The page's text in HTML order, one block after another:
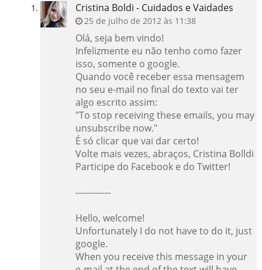
Cristina Boldi - Cuidados e Vaidades
25 de julho de 2012 às 11:38
Olá, seja bem vindo!
Infelizmente eu não tenho como fazer
isso, somente o google.
Quando você receber essa mensagem
no seu e-mail no final do texto vai ter
algo escrito assim:
"To stop receiving these emails, you may
unsubscribe now."
É só clicar que vai dar certo!
Volte mais vezes, abraços, Cristina Bolldi
Participe do Facebook e do Twitter!
------------
Hello, welcome!
Unfortunately I do not have to do it, just
google.
When you receive this message in your